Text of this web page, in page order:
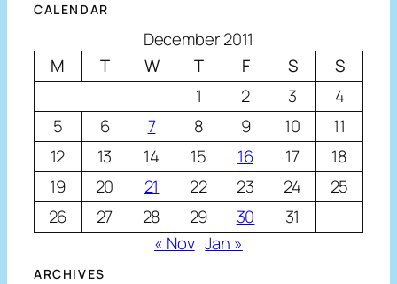
CALENDAR
December 2011
M
T W T F S
S
1
2 3
4
5
6 7 8 9 10
11
12
13 14 15 16 17
18
19
20 21 22 23 24
25
26
27 28 29 30
31
« Nov Jan »
ARCHIVES